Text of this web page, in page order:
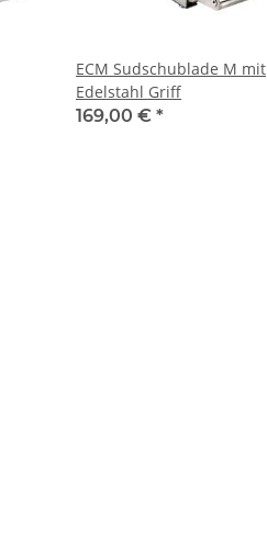
ECM Sudschublade M mit
Edelstahl Griff
169,00 € *